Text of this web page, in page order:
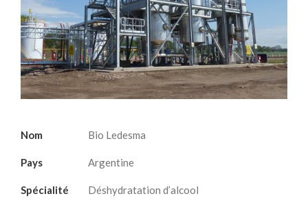
Nom Bio Ledesma
Pays Argentine
Spécialité Déshydratation d’alcool